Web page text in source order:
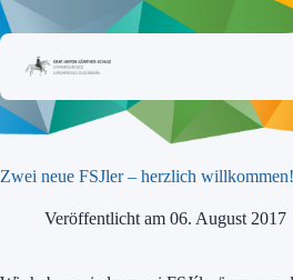
Zum
Inhalt
Zwei neue FSJler – herzlich willkommen!
Veröffentlicht am 06. August 2017